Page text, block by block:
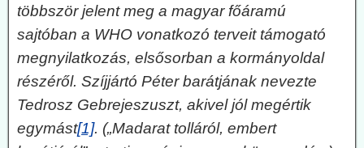
többször jelent meg a magyar főáramú
sajtóban a WHO vonatkozó terveit támogató
megnyilatkozás, elsősorban a kormányoldal
részéről. Szíjjártó Péter barátjának nevezte
Tedrosz Gebrejeszuszt, akivel jól megértik
egymást[1]. („Madarat tolláról, embert